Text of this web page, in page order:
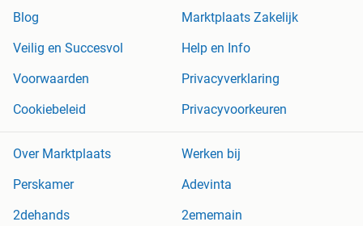
Blog
Marktplaats Zakelijk
Veilig en Succesvol
Help en Info
Voorwaarden
Privacyverklaring
Cookiebeleid
Privacyvoorkeuren
Over Marktplaats
Werken bij
Perskamer
Adevinta
2dehands
2ememain